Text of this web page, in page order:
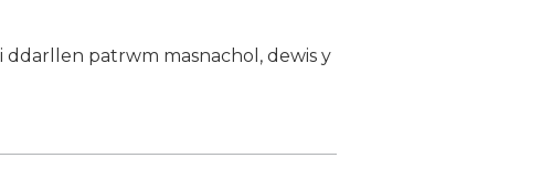
patrwm masnachol, dewis y